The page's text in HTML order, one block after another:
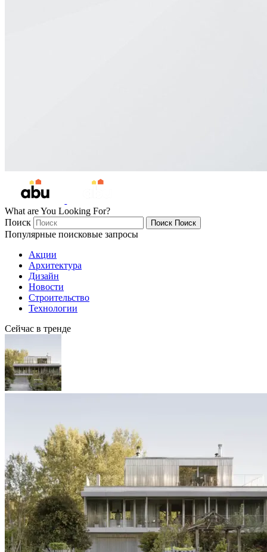
What are You Looking For?
Поиск
Поиск Поиск
Популярные поисковые запросы
Акции
Архитектура
Дизайн
Новости
Строительство
Технологии
Сейчас в тренде